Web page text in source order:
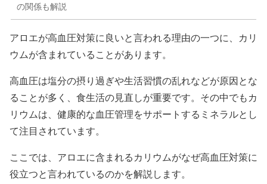
の関係も解説
アロエが高血圧対策に良いと言われる理由の一つに、カリ
ウムが含まれていることがあります。
高血圧は塩分の摂り過ぎや生活習慣の乱れなどが原因とな
ることが多く、食生活の見直しが重要です。その中でもカ
リウムは、健康的な血圧管理をサポートするミネラルとし
て注目されています。
ここでは、アロエに含まれるカリウムがなぜ高血圧対策に
役立つと言われているのかを解説します。